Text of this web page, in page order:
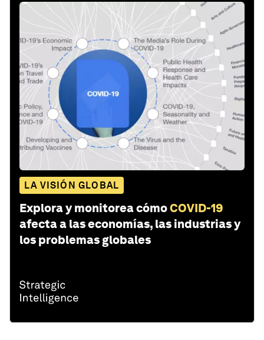
LA VISIÓN GLOBAL
Explora y monitorea cómoCOVID-19
afecta a las economías, las industrias y
los problemas globales